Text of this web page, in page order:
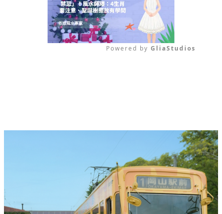
Powered by GliaStudios